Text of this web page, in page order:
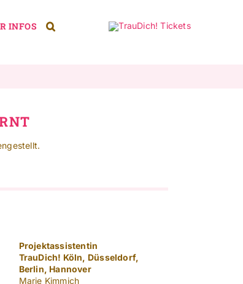
INFOS
Projektassistentin
TrauDich! Köln, Düsseldorf,
Berlin, Hannover
Marie Kimmich